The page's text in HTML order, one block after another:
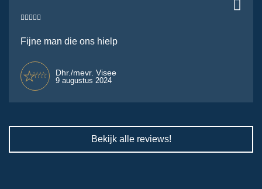
Fijne man die ons hielp
Dhr./mevr. Visee
9 augustus 2024
Bekijk alle reviews!